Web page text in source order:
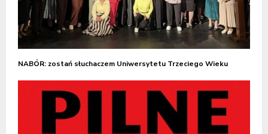
NABÓR: zostań słuchaczem Uniwersytetu Trzeciego Wieku